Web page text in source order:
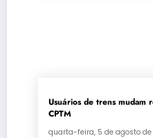
Usuários de trens mudam
CPTM
quarta-feira, 5 de agosto